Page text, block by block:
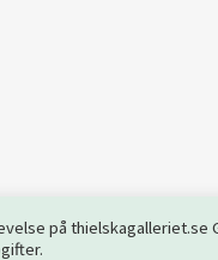
på